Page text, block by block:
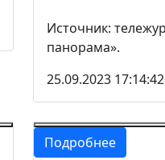
Источник:
панорама».
25.09.2023 17:14:42
Подробнее